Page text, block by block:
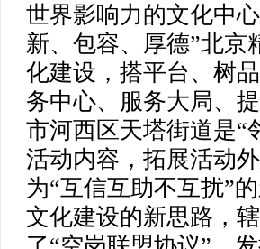
世界影响力的文化中
新、包容、厚德”北京
化建设，搭平台、树
务中心、服务大局、
市河西区天塔街道是“
活动内容，拓展活动
为“互信互助不互扰”
文化建设的新思路，